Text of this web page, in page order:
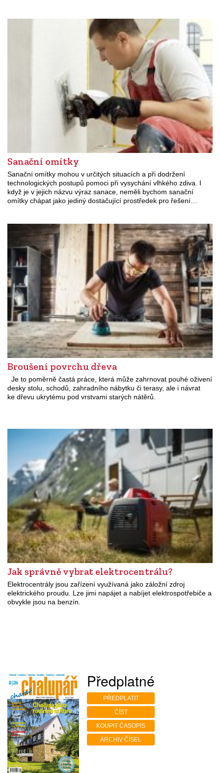
Sanační omítky
Sanační omítky mohou v určitých situacích a při dodržení
technologických postupů pomoci při vysychání vlhkého zdiva. I
když je v jejich názvu výraz sanace, neměli bychom sanační
omítky chápat jako jediný dostačující prostředek pro řešení…
Broušení povrchu dřeva
Je to poměrně častá práce, která může zahrnovat pouhé oživení
desky stolu, schodů, zahradního nábytku či terasy, ale i návrat
ke dřevu ukrytému pod vrstvami starých nátěrů.
Jak správně vybrat elektrocentrálu?
Elektrocentrály jsou zařízení využívaná jako záložní zdroj
elektrického proudu. Lze jimi napájet a nabíjet elektrospotřebiče a
obvykle jsou na benzín.
Předplatné
PŘEDPLATIT
ČÍST
KOUPIT ČASOPIS
ARCHIV ČÍSEL